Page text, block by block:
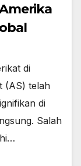
di
(AS) telah
di
Salah